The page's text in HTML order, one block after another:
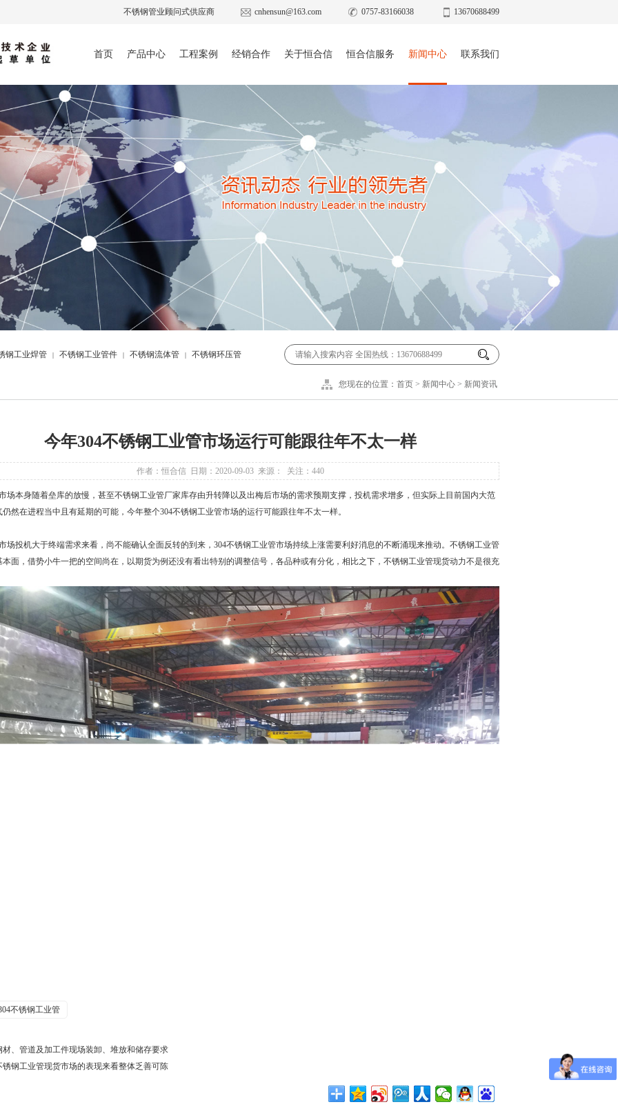
不锈钢管业顾问式供应商 cnhensun@163.com 0757-83166038 13670688499
首页 产品中心 工程案例 经销合作 关于恒合信 恒合信服务 新闻中心 联系我们
钢工业焊管 | 不锈钢工业管件 | 不锈钢流体管 | 不锈钢环压管
您现在的位置： 首页 > 新闻中心 > 新闻资讯
今年304不锈钢工业管市场运行可能跟往年不太一样
作者：恒合信 日期：2020-09-03 来源： 关注： 440
本身随着垒库的放慢，甚至不锈钢工业管厂家库存由升转降以及出梅后市场的需求预期支撑，投机需求增多，但实际上目前国内大范
仍然在进程当中且有延期的可能，今年整个304不锈钢工业管市场的运行可能跟往年不太一样。
投机大于终端需求来看，尚不能确认全面反转的到来， 304不锈钢工业管市场持续上涨需要利好消息的不断涌现来推动。不锈钢工业管
本面，借势小牛一把的空间尚在，以期货为例还没有看出特别的调整信号，各品种或有分化，相比之下，不锈钢工业管现货动力不是很充
不锈钢工业管
材、管道及加工件现场装卸、堆放和储存要求
锈钢工业管现货市场的表现来看整体乏善可陈